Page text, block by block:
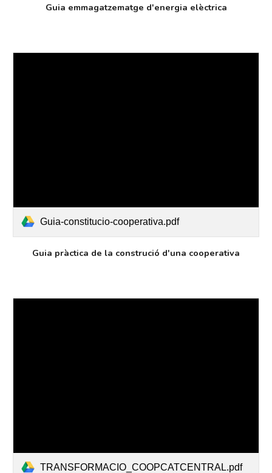
Guia emmagatzematge d'energia elèctrica
Guia-constitucio-cooperativa.pdf
Guia pràctica de la construció d'una cooperativa
TRANSFORMACIO_COOPCATCENTRAL.pdf